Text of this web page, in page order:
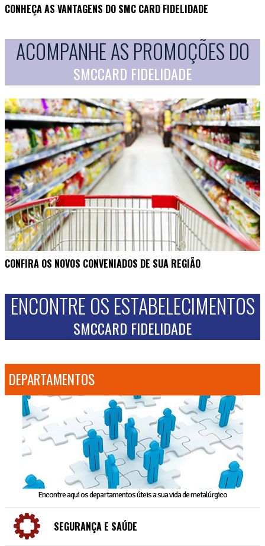
CONHEÇA AS VANTAGENS DO SMC CARD FIDELIDADE
ACOMPANHE AS PROMOÇÕES DO
SMCCARD FIDELIDADE
CONFIRA OS NOVOS CONVENIADOS DE SUA REGIÃO
ENCONTRE OS ESTABELECIMENTOS
SMCCARD FIDELIDADE
DEPARTAMENTOS
Encontre aqui os departamentos úteis a sua vida de metalúrgico
SEGURANÇA E SAÚDE